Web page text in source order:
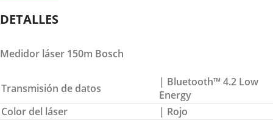
DETALLES
Medidor láser 150m Bosch
Transmisión de datos
| Bluetooth™ 4.2 Low
Energy
Color del láser
| Rojo